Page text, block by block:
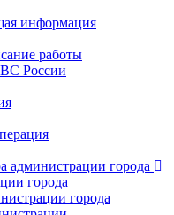
информация
работы
России
администрации города
города
города